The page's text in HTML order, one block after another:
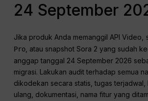
24 September
Jika produk Anda memanggil API Video,
Pro , atau snapshot Sora 2 yang sudah
anggap tanggal 24 September 2026
migrasi. Lakukan audit terhadap semua
dikodekan secara statis, tugas
ulang, dokumentasi, nama fitur yang